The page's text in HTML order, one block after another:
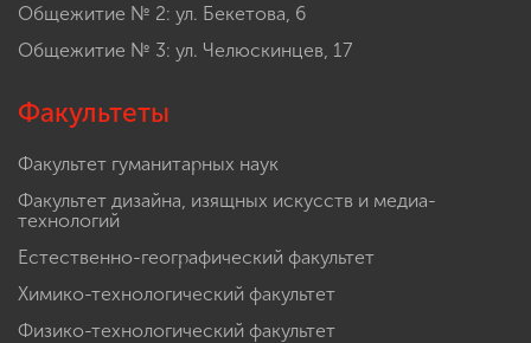
Общежитие № 2: ул. Бекетова, 6
Общежитие № 3: ул. Челюскинцев, 17
Факультеты
Факультет гуманитарных наук
Факультет дизайна, изящных искусств и медиа-
технологий
Естественно-географический факультет
Химико-технологический факультет
Физико-технологический факультет